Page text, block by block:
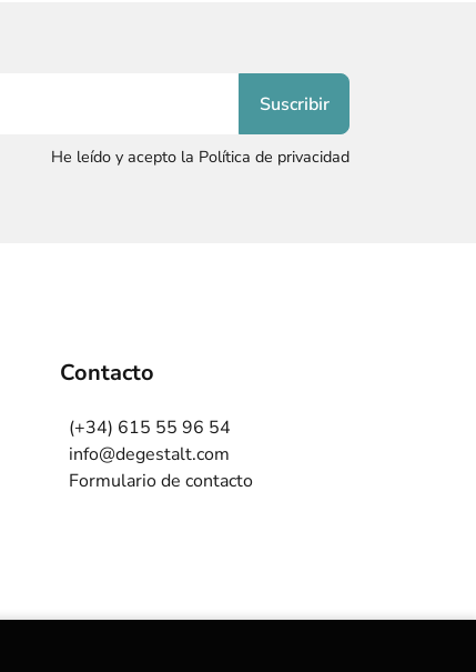
He leído y acepto la Política de privacidad
Contacto
(+34) 615 55 96 54
info@degestalt.com
Formulario de contacto